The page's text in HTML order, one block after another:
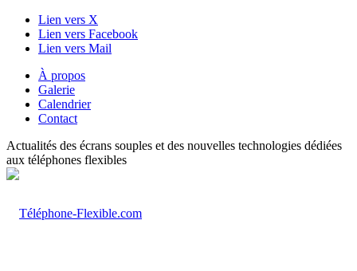
Lien vers X
Lien vers Facebook
Lien vers Mail
À propos
Galerie
Calendrier
Contact
Actualités des écrans souples et des nouvelles technologies dédiées
aux téléphones flexibles